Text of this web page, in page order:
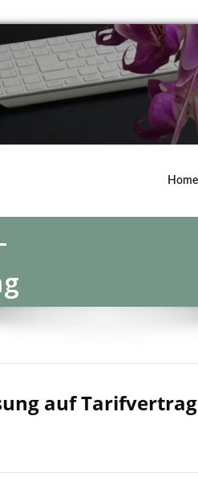
Home
auf Tarifvertrag